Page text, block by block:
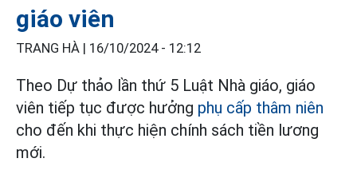
giáo viên
TRANG HÀ | 16/10/2024 - 12:12
Theo Dự thảo lần thứ 5 Luật Nhà giáo, giáo
viên tiếp tục được hưởng phụ cấp thâm niên
cho đến khi thực hiện chính sách tiền lương
mới.